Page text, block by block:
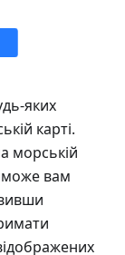
яких
карті.
морській
вам